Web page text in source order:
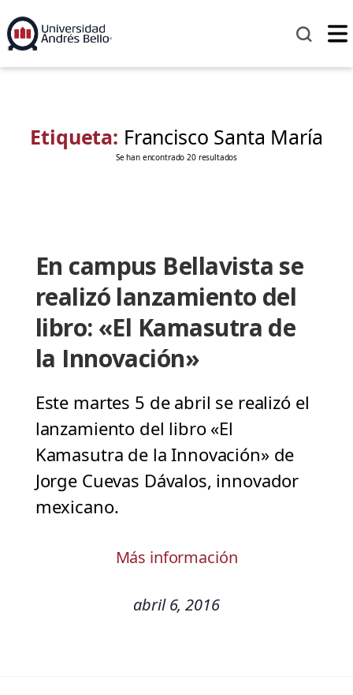
Etiqueta: Francisco Santa María
Se han encontrado 20 resultados
En campus Bellavista se
realizó lanzamiento del
libro: «El Kamasutra de
la Innovación»
Este martes 5 de abril se realizó el
lanzamiento del libro «El
Kamasutra de la Innovación» de
Jorge Cuevas Dávalos, innovador
mexicano.
Más información
abril 6, 2016